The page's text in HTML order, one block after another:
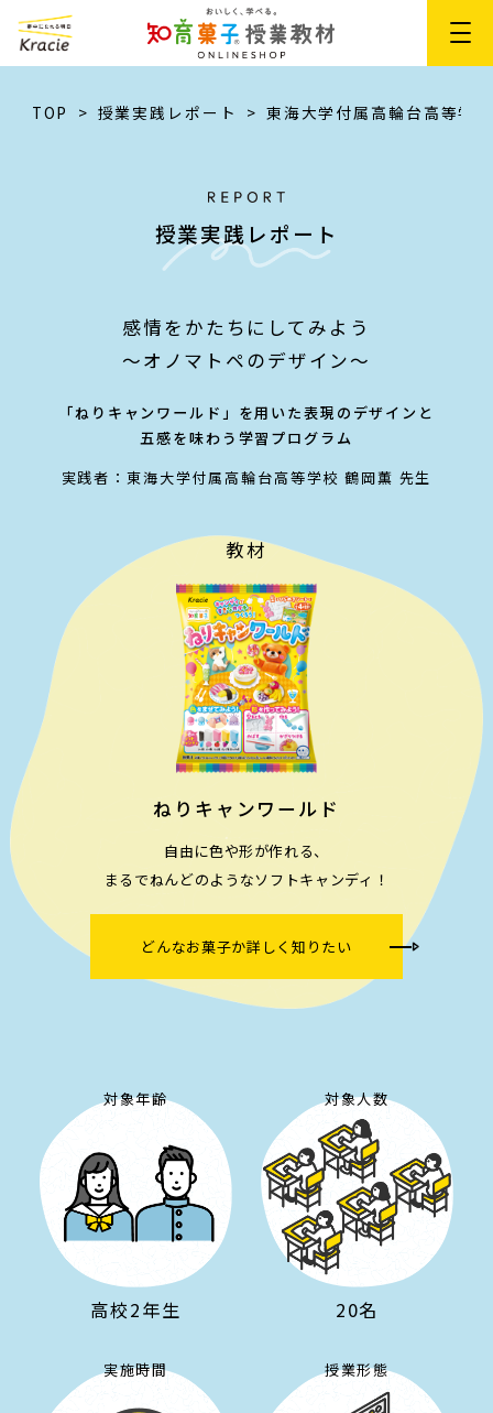
TOP 授業実践レポート 東海大学付属高輪台高等学校
授業実践レポート
感情をかたちにしてみよう
～オノマトペのデザイン～​
「ねりキャンワールド」を用いた表現のデザインと
五感を味わう学習プログラム​​
実践者：東海大学付属高輪台高等学校 鶴岡薫 先生
対象年齢
高校2年生
対象人数
20名
実施時間 授業形態
教材
ねりキャンワールド
自由に色や形が作れる、​
まるでねんどのようなソフトキャンディ！
どんなお菓子か詳しく知りたい